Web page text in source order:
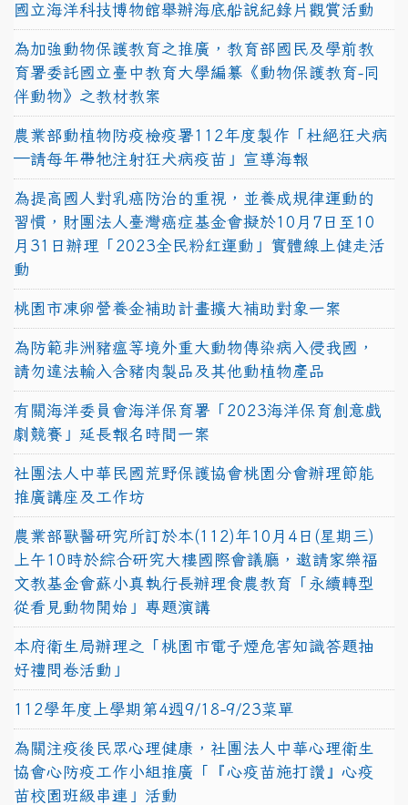
國立海洋科技博物館舉辦海底船說紀錄片觀賞活動
為加強動物保護教育之推廣，教育部國民及學前教
育署委託國立臺中教育大學編纂《動物保護教育-同
伴動物》之教材教案
農業部動植物防疫檢疫署112年度製作「杜絕狂犬病
—請每年帶牠注射狂犬病疫苗」宣導海報
為提高國人對乳癌防治的重視，並養成規律運動的
習慣，財團法人臺灣癌症基金會擬於10月7日至10
月31日辦理「2023全民粉紅運動」實體線上健走活
動
桃園市凍卵營養金補助計畫擴大補助對象一案
為防範非洲豬瘟等境外重大動物傳染病入侵我國，
請勿違法輸入含豬肉製品及其他動植物產品
有關海洋委員會海洋保育署「2023海洋保育創意戲
劇競賽」延長報名時間一案
社團法人中華民國荒野保護協會桃園分會辦理節能
推廣講座及工作坊
農業部獸醫研究所訂於本(112)年10月4日(星期三)
上午10時於綜合研究大樓國際會議廳，邀請家樂福
文教基金會蘇小真執行長辦理食農教育「永續轉型
從看見動物開始」專題演講
本府衛生局辦理之「桃園市電子煙危害知識答題抽
好禮問卷活動」
112學年度上學期第4週9/18-9/23菜單
為關注疫後民眾心理健康，社團法人中華心理衛生
協會心防疫工作小組推廣「『心疫苗施打讚』心疫
苗校園班級串連」活動